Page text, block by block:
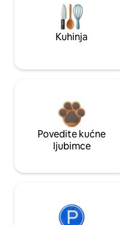
Kuhinja
Povedite kućne
ljubimce